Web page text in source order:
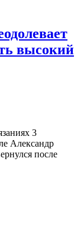
высокий
3
Александр
после